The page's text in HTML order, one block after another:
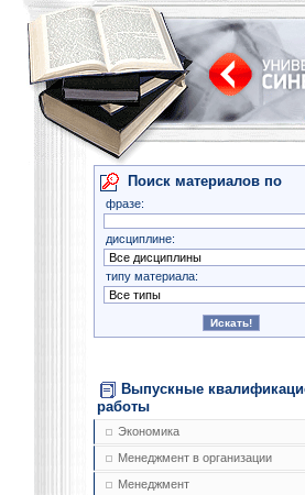
Поиск материалов по
фразе:
дисциплине:
типу материала:
Выпускные
работы
Экономика
Менеджмент в организации
Менеджмент